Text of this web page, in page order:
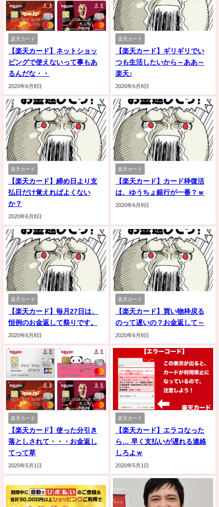
楽天カード
【楽天カード】ネットショッ
ピングで使えないって事もあ
るんだな・・
2020年6月8日
楽天カード
【楽天カード】ギリギリでい
つも生活したいから～ああ～
楽天♪
2020年6月8日
楽天カード
【楽天カード】締め日より支
払日だけ覚えればよくない
か？
2020年6月8日
楽天カード
【楽天カード】カード枠復活
は、ゆうちょ銀行が一番？ｗ
2020年6月8日
楽天カード
【楽天カード】毎月27日は、
恒例のお金返して祭りです。
2020年6月8日
楽天カード
【楽天カード】買い物枠戻る
のって遅いの？お金返して～
2020年6月8日
楽天カード
【楽天カード】使った分引き
落としされて・・・お金返し
てって草
2020年5月1日
楽天カード
【楽天カード】エラコなった
ら… 早く支払いが遅れる連絡
しろよｗ
2020年5月1日